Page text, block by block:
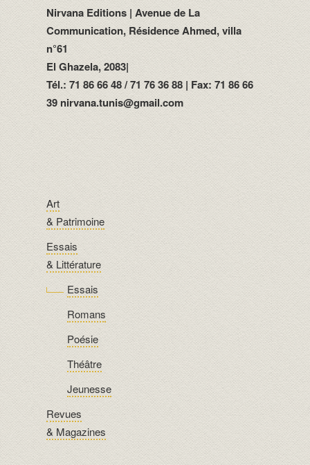
Nirvana Editions | Avenue de La
Communication, Résidence Ahmed, villa
n°61
El Ghazela, 2083|
Tél.: 71 86 66 48 / 71 76 36 88 | Fax: 71 86 66
39 nirvana.tunis@gmail.com
Art
& Patrimoine
Essais
& Littérature
Essais
Romans
Poésie
Théâtre
Jeunesse
Revues
& Magazines